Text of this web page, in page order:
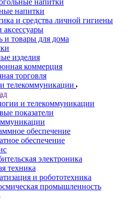
напитки
напитки
и средства личной гигиены
и товары для дома
изделия
коммерция
торговля
телекоммуникации
и телекоммуникации
показатели
обеспечение
обеспечение
электроника
техника
и робототехника
промышленность